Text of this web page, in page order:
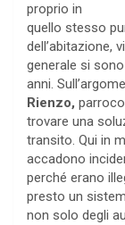
proprio in
quello stesso
dell’abitazione,
generale si
anni.
Rienzo,
trovare una
transito. Qui in
accadono
perché erano
presto un
non solo degli